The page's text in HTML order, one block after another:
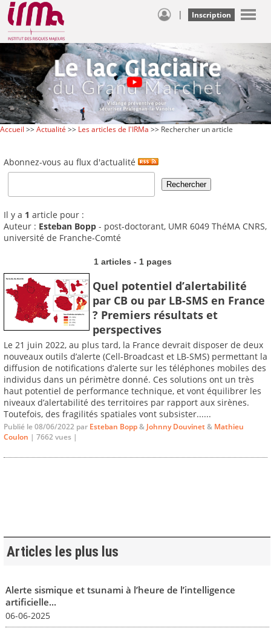
| Inscription
Accueil >>Actualité >> Les articles de l'IRMa >> Rechercher un article
Abonnez-vous au flux d'actualité
Il y a 1 article pour :
Auteur : Esteban Bopp - post-doctorant, UMR 6049 ThéMA CNRS,
université de Franche-Comté
1 articles - 1 pages
Quel potentiel d’alertabilité
par CB ou par LB-SMS en France
? Premiers résultats et
perspectives
Le 21 juin 2022, au plus tard, la France devrait disposer de deux
nouveaux outils d’alerte (Cell-Broadcast et LB-SMS) permettant la
diffusion de notifications d’alerte sur les téléphones mobiles des
individus dans un périmètre donné. Ces solutions ont un très
haut potentiel de performance technique, et vont équilibrer les
niveaux d’alertabilité des territoires par rapport aux sirènes.
Toutefois, des fragilités spatiales vont subsister......
Publié le 08/06/2022 par Esteban Bopp&Johnny Douvinet& Mathieu
Coulon | 7662 vues |
Articles les plus lus
Alerte sismique et tsunami à l’heure de l’intelligence
artificielle...
06-06-2025